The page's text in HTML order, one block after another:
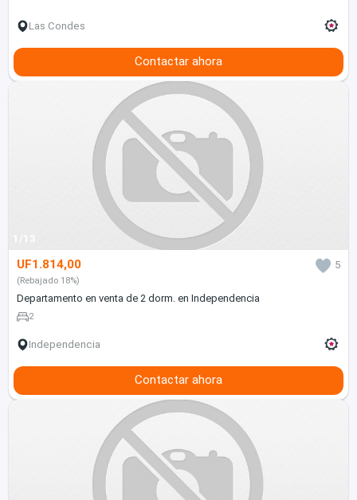
Las Condes
Contactar ahora
1/13
UF1.814,00 5
(Rebajado 18%)
Departamento en venta de 2 dorm. en Independencia
2
Independencia
Contactar ahora